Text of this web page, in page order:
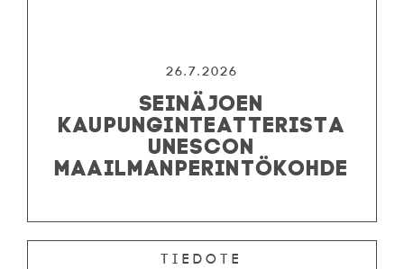
26.7.2026
SEINÄJOEN
KAUPUNGINTEATTERISTA
UNESCON
MAAILMANPERINTÖKOHDE
Tiedote